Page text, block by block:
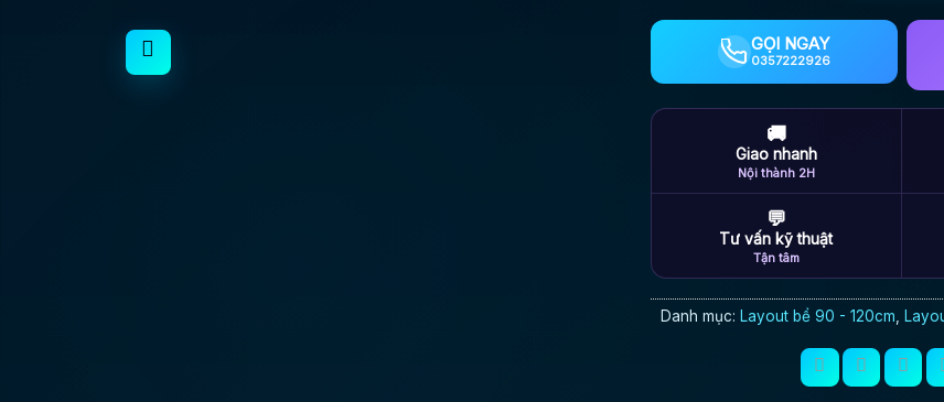
GỌI NGAY
0357222926
🚚
Giao nhanh
Nội thành 2H
💬
Tư vấn kỹ thuật
Tận tâm
Danh mục: Layout bể 90 - 120cm